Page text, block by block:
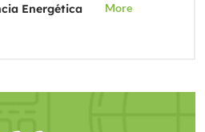
Energética
More